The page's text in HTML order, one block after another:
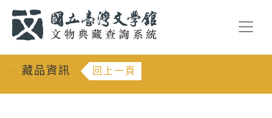
::: 藏品資訊 回上一頁